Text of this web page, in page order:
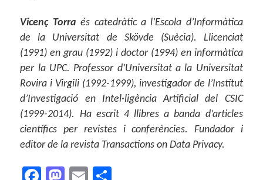
Vicenç Torraés catedràtic a l’Escola d’Informàtica
de la Universitat de Skövde (Suècia). Llicenciat
(1991) en grau (1992) i doctor (1994) en informàtica
per la UPC. Professor d’Universitat a la Universitat
Rovira i Virgili (1992-1999), investigador de l’Institut
d’Investigació en Intel·ligència Artificial del CSIC
(1999-2014). Ha escrit 4 llibres a banda d’articles
científics per revistes i conferències. Fundador i
editor de la revista Transactions on Data Privacy.